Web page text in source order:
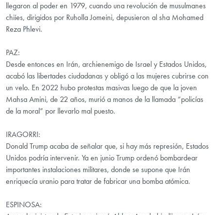
llegaron al poder en 1979, cuando una revolución de musulmanes
chiíes, dirigidos por Ruholla Jomeini, depusieron al sha Mohamed
Reza Phlevi.
PAZ:
Desde entonces en Irán, archienemigo de Israel y Estados Unidos,
acabó las libertades ciudadanas y obligó a las mujeres cubrirse con
un velo. En 2022 hubo protestas masivas luego de que la joven
Mahsa Amini, de 22 años, murió a manos de la llamada “policías
de la moral” por llevarlo mal puesto.
IRAGORRI:
Donald Trump acaba de señalar que, si hay más represión, Estados
Unidos podría intervenir. Ya en junio Trump ordenó bombardear
importantes instalaciones militares, donde se supone que Irán
enriquecía uranio para tratar de fabricar una bomba atómica.
ESPINOSA: